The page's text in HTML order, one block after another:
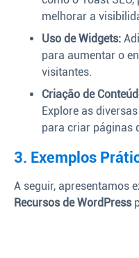
melhorar a
Uso de Widgets:
para aumentar o
visitantes.
Criação de
Explore as
para criar páginas
3. Exemplos
A seguir, apresentamos
Recursos de WordPress